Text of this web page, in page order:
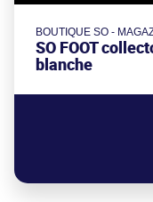
BOUTIQUE SO -
SO FOOT
blanche